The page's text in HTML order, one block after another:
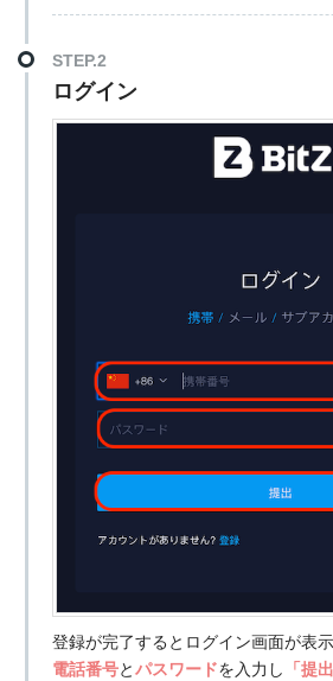
STEP.2
ログイン
登録が完了するとログイン画面が表
電話番号とパスワードを入力し 「提